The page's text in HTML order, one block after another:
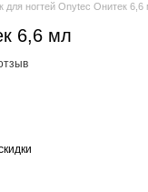
для ногтей Onytec Онитек 6,6
6,6 мл